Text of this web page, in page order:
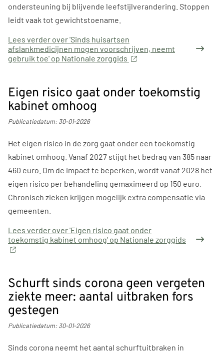
ondersteuning bij blijvende leefstijlverandering. Stoppen
leidt vaak tot gewichtstoename.
Lees verder over 'Sinds huisartsen
afslankmedicijnen mogen voorschrijven, neemt
gebruik toe' op Nationale zorggids
Eigen risico gaat onder toekomstig
kabinet omhoog
Publicatiedatum: 30-01-2026
Het eigen risico in de zorg gaat onder een toekomstig
kabinet omhoog. Vanaf 2027 stijgt het bedrag van 385 naar
460 euro. Om de impact te beperken, wordt vanaf 2028 het
eigen risico per behandeling gemaximeerd op 150 euro.
Chronisch zieken krijgen mogelijk extra compensatie via
gemeenten.
Lees verder over 'Eigen risico gaat onder
toekomstig kabinet omhoog' op Nationale zorggids
Schurft sinds corona geen vergeten
ziekte meer: aantal uitbraken fors
gestegen
Publicatiedatum: 30-01-2026
Sinds corona neemt het aantal schurftuitbraken in